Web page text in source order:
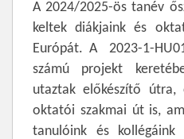
A 2024/2025-ös tanév
keltek diákjaink és
Európát. A 2023-1-
számú projekt
utaztak előkészítő útra,
oktatói szakmai út is,
tanulóink és kollégáink